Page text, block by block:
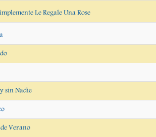
Le Regale Una Rose
sin Nadie
Verano